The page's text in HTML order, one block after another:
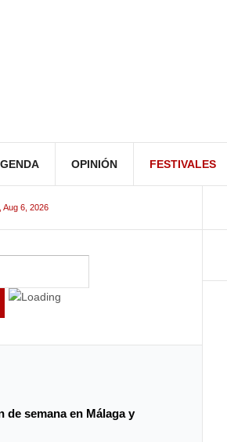
OPINIÓN FESTIVALES
Aug 6, 2026
de semana en Málaga y